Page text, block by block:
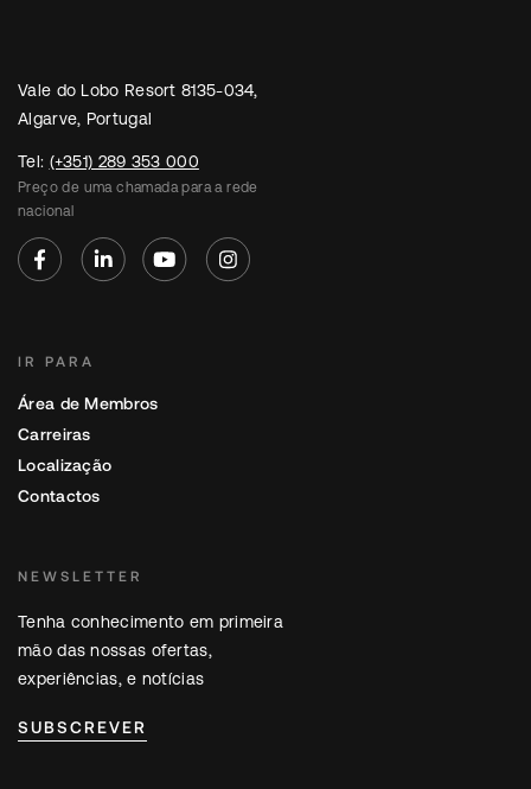
Vale do Lobo Resort 8135-034,
Algarve, Portugal
Tel: (+351) 289 353 000
Preço de uma chamada para a rede
nacional
IR PARA
Área de Membros
Carreiras
Localização
Contactos
NEWSLETTER
Tenha conhecimento em primeira
mão das nossas ofertas,
experiências, e notícias
SUBSCREVER